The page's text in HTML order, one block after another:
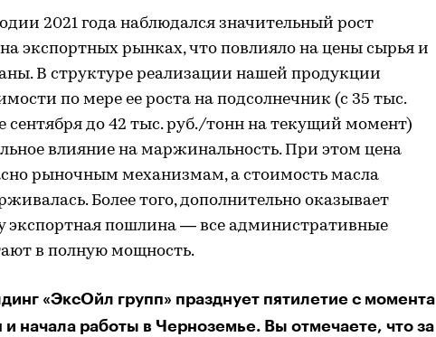
2021 года наблюдался значительный рост
экспортных рынках, что повлияло на цены сырья и
В структуре реализации нашей продукции
по мере ее роста на подсолнечник (с 35 тыс.
сентября до 42 тыс. руб./тонн на текущий момент)
влияние на маржинальность. При этом цена
рыночным механизмам, а стоимость масла
Более того, дополнительно оказывает
экспортная пошлина — все административные
в полную мощность.
«ЭксОйл групп» празднует пятилетие с момента
и начала работы в Черноземье. Вы отмечаете, что за